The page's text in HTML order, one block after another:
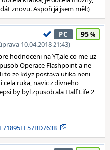
znovu. Aspoň já jsem měl:)
10.04.2018 21:43)
PC 95
hodnoceni na YT,ale co me uz
Operace Flashpoint a ne
to ze kdyz postava utika neni
cela ruka, navic z divneho
by byl zpusob ala Half Life 2